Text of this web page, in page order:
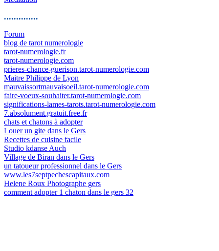
..............
Forum
blog de tarot numerologie
tarot-numerologie.fr
tarot-numerologie.com
prieres-chance-guerison.tarot-numerologie.com
Maitre Philippe de Lyon
mauvaissortmauvaisoeil.tarot-numerologie.com
faire-voeux-souhaiter.tarot-numerologie.com
significations-lames-tarots.tarot-numerologie.com
7.absolument.gratuit.free.fr
chats et chatons à adopter
Louer un gite dans le Gers
Recettes de cuisine facile
Studio kdanse Auch
Village de Biran dans le Gers
un tatoueur professionnel dans le Gers
www.les7septpechescapitaux.com
Helene Roux Photographe gers
comment adopter 1 chaton dans le gers 32